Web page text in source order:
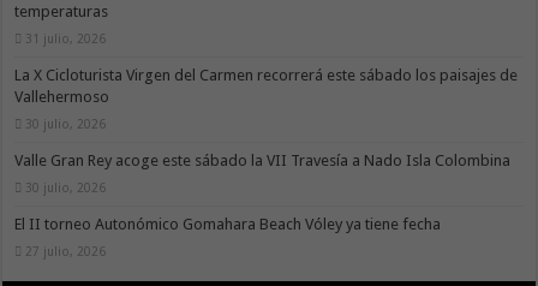
temperaturas
31 julio, 2026
La X Cicloturista Virgen del Carmen recorrerá este sábado los paisajes de
Vallehermoso
30 julio, 2026
Valle Gran Rey acoge este sábado la VII Travesía a Nado Isla Colombina
30 julio, 2026
El II torneo Autonómico Gomahara Beach Vóley ya tiene fecha
27 julio, 2026